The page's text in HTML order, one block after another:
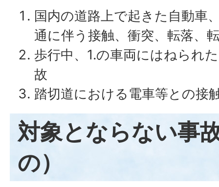
国内の道路上で起きた自動車
通に伴う接触、衝突、転落、
歩行中、1.の車両にはねられ
故
踏切道における電車等との接
対象とならない事
の）